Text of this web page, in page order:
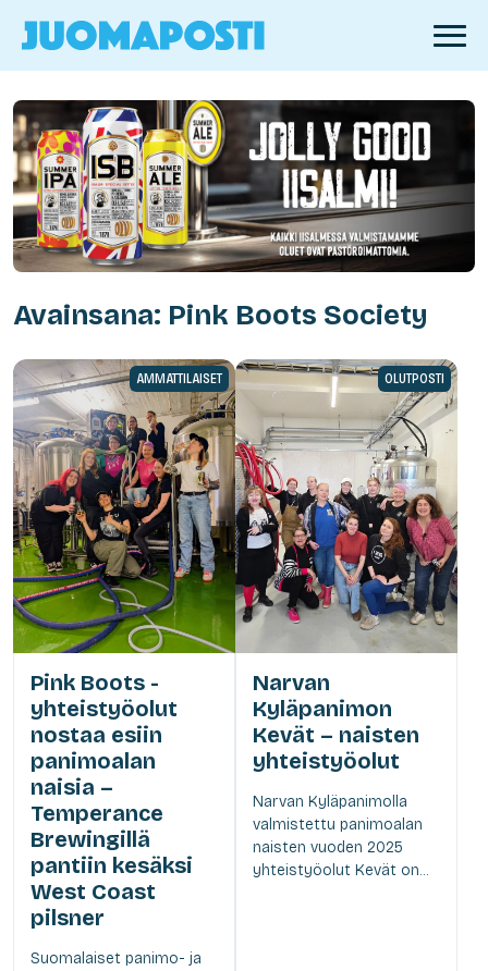
Avainsana: Pink Boots Society
AMMATTILAISET
Pink Boots -
yhteistyöolut
nostaa esiin
panimoalan
naisia –
Temperance
Brewingillä
pantiin kesäksi
West Coast
pilsner
Suomalaiset panimo- ja
OLUTPOSTI
Narvan
Kyläpanimon
Kevät – naisten
yhteistyöolut
Narvan Kyläpanimolla
valmistettu panimoalan
naisten vuoden 2025
yhteistyöolut Kevät on...